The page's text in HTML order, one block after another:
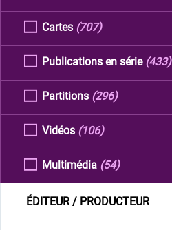
Cartes (707)
Publications en série (433)
Partitions (296)
Vidéos (106)
Multimédia (54)
ÉDITEUR / PRODUCTEUR